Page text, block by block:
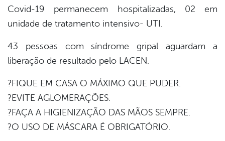
Covid-19 permanecem hospitalizadas, 02 em
unidade de tratamento intensivo- UTI.
43 pessoas com síndrome gripal aguardam a
liberação de resultado pelo LACEN.
?FIQUE EM CASA O MÁXIMO QUE PUDER.
?EVITE AGLOMERAÇÕES.
?FAÇA A HIGIENIZAÇÃO DAS MÃOS SEMPRE.
?O USO DE MÁSCARA É OBRIGATÓRIO.